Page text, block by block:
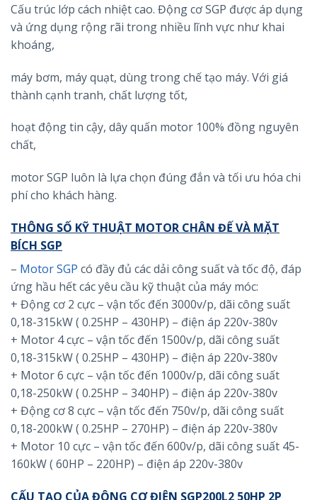
Cấu trúc lớp cách nhiệt cao. Động cơ SGP được áp dụng
và ứng dụng rộng rãi trong nhiều lĩnh vực như khai
khoáng,
máy bơm, máy quạt, dùng trong chế tạo máy. Với giá
thành cạnh tranh, chất lượng tốt,
hoạt động tin cậy, dây quấn motor 100% đồng nguyên
chất,
motor SGP luôn là lựa chọn đúng đắn và tối ưu hóa chi
phí cho khách hàng.
THÔNG SỐ KỸ THUẬT MOTOR CHÂN ĐẾ VÀ MẶT
BÍCH SGP
– Motor SGP có đầy đủ các dải công suất và tốc độ, đáp
ứng hầu hết các yêu cầu kỹ thuật của máy móc:
+ Động cơ 2 cực – vận tốc đến 3000v/p, dãi công suất
0,18-315kW ( 0.25HP – 430HP) – điện áp 220v-380v
+ Motor 4 cực – vận tốc đến 1500v/p, dãi công suất
0,18-315kW ( 0.25HP – 430HP) – điện áp 220v-380v
+ Motor 6 cực – vận tốc đến 1000v/p, dãi công suất
0,18-250kW ( 0.25HP – 340HP) – điện áp 220v-380v
+ Động cơ 8 cực – vận tốc đến 750v/p, dãi công suất
0,18-200kW ( 0.25HP – 270HP) – điện áp 220v-380v
+ Motor 10 cực – vận tốc đến 600v/p, dãi công suất 45-
160kW ( 60HP – 220HP) – điện áp 220v-380v
CẤU TẠO CỦA ĐỘNG CƠ ĐIỆN SGP200L2 50HP 2P